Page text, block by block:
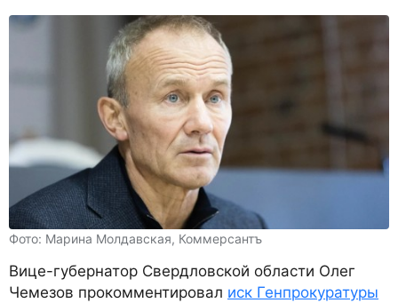
Фото: Марина Молдавская, Коммерсантъ
Вице-губернатор Свердловской области Олег
Чемезов прокомментировал иск Генпрокуратуры